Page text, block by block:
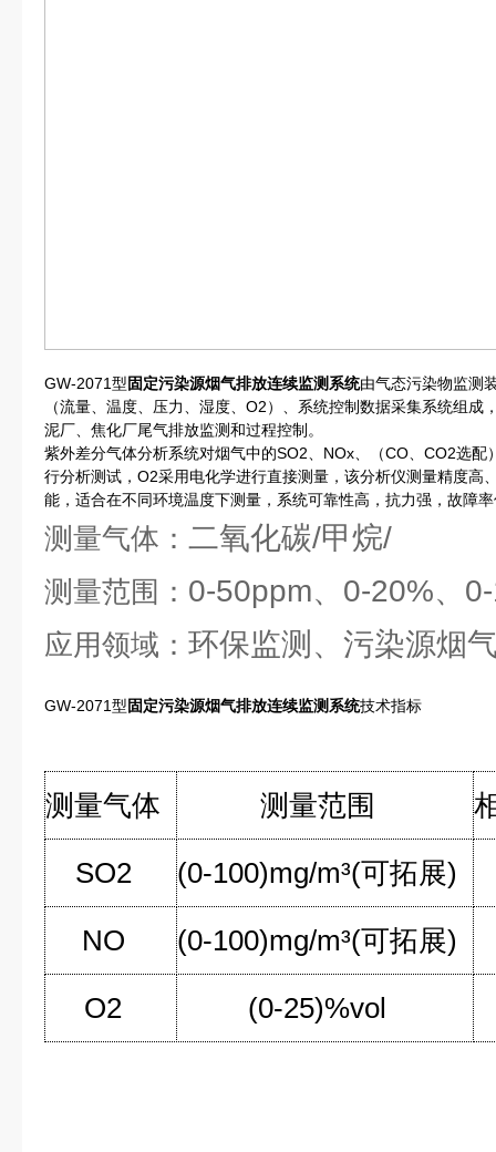
GW-2071型固定污染源烟气排放连续监测系统由气态污染物监测
（流量、温度、压力、湿度、O2）、系统控制数据采集系统组
泥厂、焦化厂尾气排放监测和过程控制。
紫外差分气体分析系统对烟气中的SO2、NOx、（CO、CO2选
行分析测试，O2采用电化学进行直接测量，该分析仪测量精度高
能，适合在不同环境温度下测量，系统可靠性高，抗力强，故障
测量气体： 二氧化碳/甲烷/
测量范围： 0-50ppm、0-20%、
应用领域： 环保监测、污染源烟
GW-2071型固定污染源烟气排放连续监测系统技术指标
测量气体 测量范围
SO2 (0-100)mg/m³(可拓展)
NO (0-100)mg/m³(可拓展)
O2 (0-25)%vol